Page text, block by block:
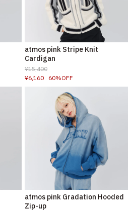
atmos pink Stripe Knit
Cardigan
¥15,400
¥6,160
60%OFF
atmos pink Gradation Hooded
Zip-up